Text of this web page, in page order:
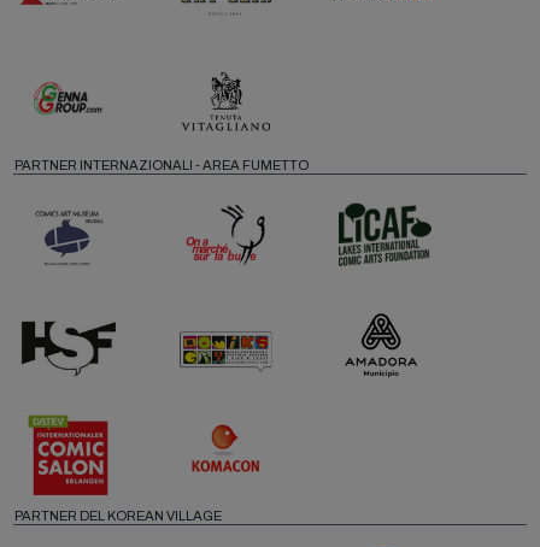
PARTNER INTERNAZIONALI - AREA FUMETTO
PARTNER DEL KOREAN VILLAGE